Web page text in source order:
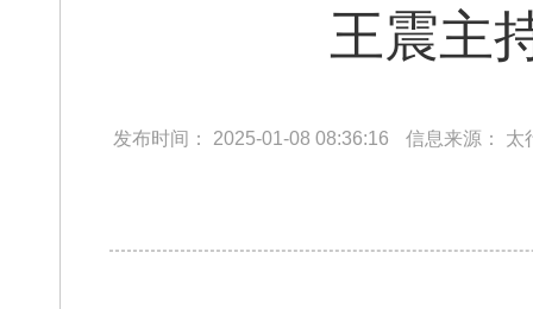
王震主
发布时间： 2025-01-08 08:36:16 信息来源： 太